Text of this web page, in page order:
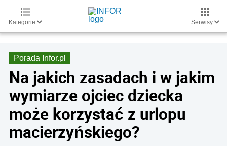
Kategorie Serwisy
Porada Infor.pl
Na jakich zasadach i w jakim
wymiarze ojciec dziecka
może korzystać z urlopu
macierzyńskiego?